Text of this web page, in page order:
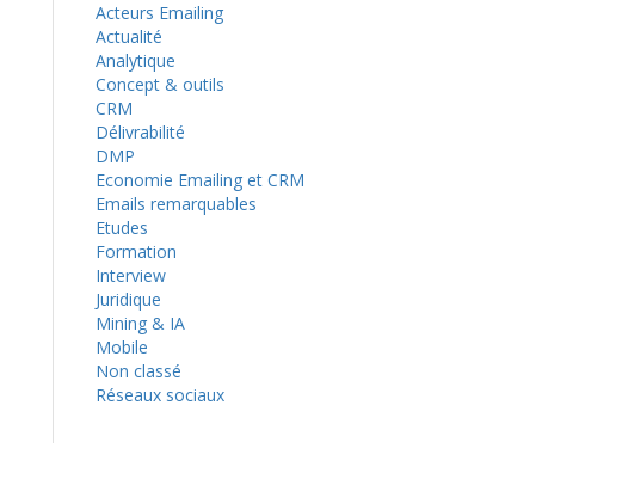
Acteurs Emailing
Actualité
Analytique
Concept & outils
CRM
Délivrabilité
DMP
Economie Emailing et CRM
Emails remarquables
Etudes
Formation
Interview
Juridique
Mining & IA
Mobile
Non classé
Réseaux sociaux